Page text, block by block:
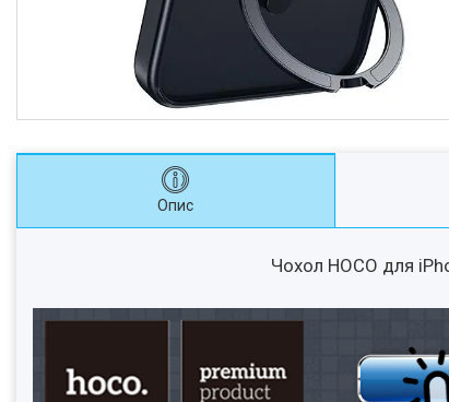
Опис
Чохол HOCO для